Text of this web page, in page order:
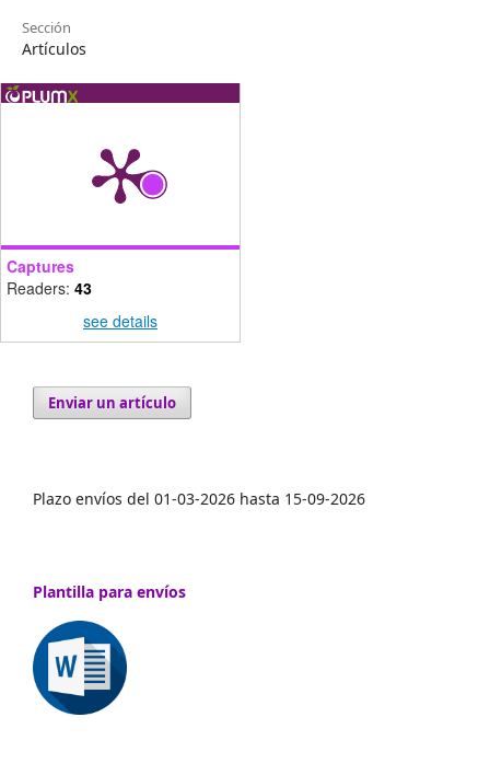
Sección
Artículos
Captures
Readers: 43
see details
Enviar un artículo
Plazo envíos del 01-03-2026 hasta 15-09-2026
Plantilla para envíos